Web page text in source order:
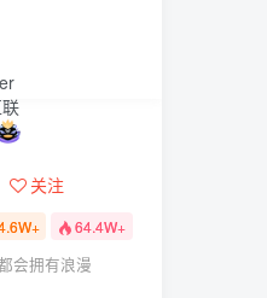
关注
64.4W+
会拥有浪漫